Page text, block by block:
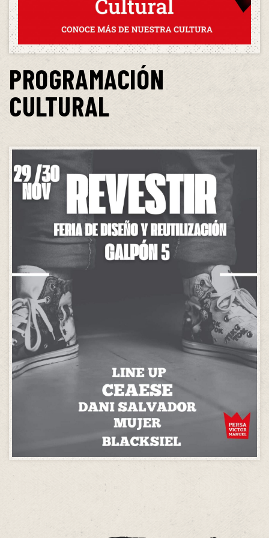
PROGRAMACIÓN
CULTURAL